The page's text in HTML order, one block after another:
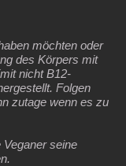
möchten oder
des Körpers mit
nicht B12-
Folgen
zutage wenn es zu
seine